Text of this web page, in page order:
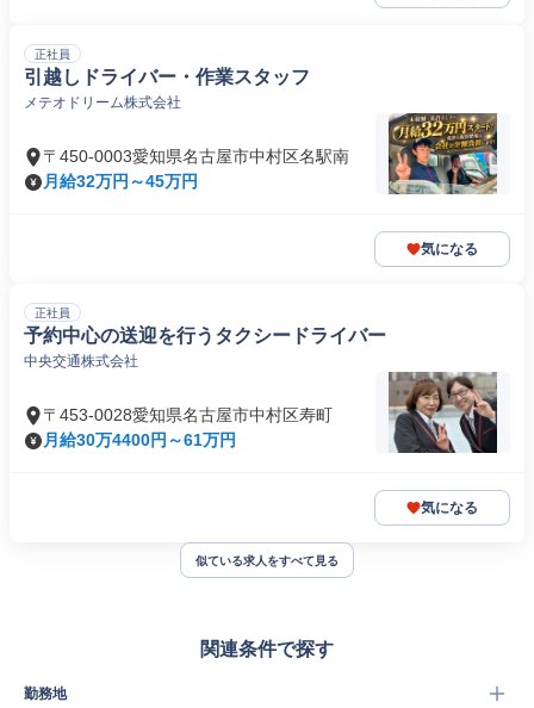
正社員
引越しドライバー・作業スタッフ
メテオドリーム株式会社
〒450-0003愛知県名古屋市中村区名駅南
月給32万円～45万円
気になる
正社員
予約中心の送迎を行うタクシードライバー
中央交通株式会社
〒453-0028愛知県名古屋市中村区寿町
月給30万4400円～61万円
気になる
似ている求人をすべて見る
関連条件で探す
勤務地